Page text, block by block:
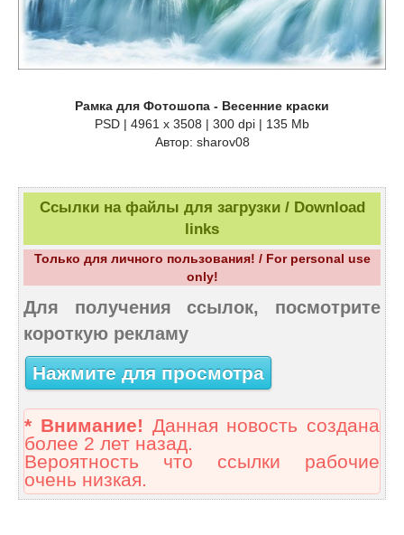
Рамка для Фотошопа - Весенние краски
PSD | 4961 х 3508 | 300 dpi | 135 Mb
Автор: sharov08
Ссылки на файлы для загрузки / Download
links
Только для личного пользования! / For personal use
only!
Для получения ссылок, посмотрите
короткую рекламу
Нажмите для просмотра
* Внимание! Данная новость создана
более 2 лет назад.
Вероятность что ссылки рабочие
очень низкая.